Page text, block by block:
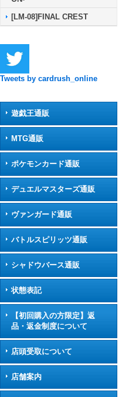
[LM-08]FINAL CREST
Tweets by cardrush_online
遊戯王通販
MTG通販
ポケモンカード通販
デュエルマスターズ通販
ヴァンガード通販
バトルスピリッツ通販
シャドウバース通販
状態表記
【初回購入の方限定】返
品・返金制度について
店頭受取について
店舗案内